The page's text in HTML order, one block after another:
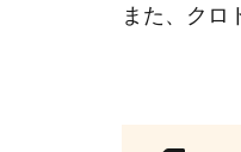
また、クロ